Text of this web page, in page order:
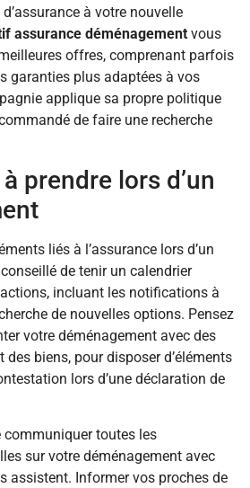
à votre nouvelle
assurance déménagement vous
offres, comprenant parfois
garanties plus adaptées à vos
applique sa propre politique
de faire une recherche
prendre lors d’un
liés à l’assurance lors d’un
de tenir un calendrier
incluant les notifications à
de nouvelles options. Pensez
votre déménagement avec des
biens, pour disposer d’éléments
lors d’une déclaration de
communiquer toutes les
sur votre déménagement avec
assistent. Informer vos proches de